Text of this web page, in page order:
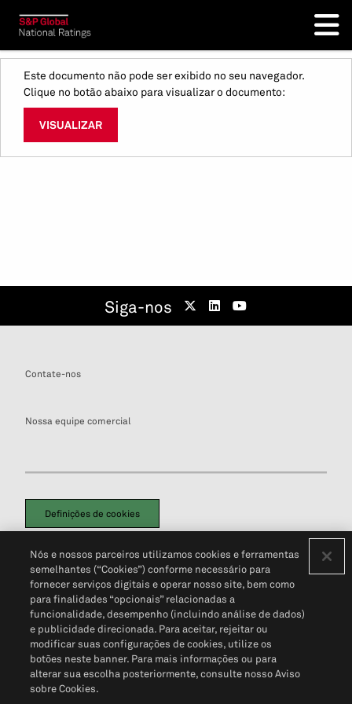
Este documento não pode ser exibido no seu navegador.
Clique no botão abaixo para visualizar o documento:
VISUALIZAR
Siga-nos
Contate-nos
Nossa equipe comercial
Definições de cookies
Política de PrivacidadePortal de privacidade do cliente (em inglês)
Não Venda Minhas Informações Pessoais© 2026 S&P Global
Nós e nossos parceiros utilizamos cookies e ferramentas
semelhantes (“Cookies”) conforme necessário para
fornecer serviços digitais e operar nosso site, bem como
para finalidades “opcionais” relacionadas a
funcionalidade, desempenho (incluindo análise de dados)
e publicidade direcionada. Para aceitar, rejeitar ou
modificar suas configurações de cookies, utilize os
botões neste banner. Para mais informações ou para
alterar sua escolha posteriormente, consulte nosso Aviso
sobre Cookies.